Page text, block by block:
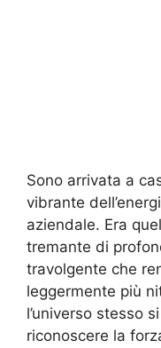
Sono arrivata a
vibrante
aziendale. Era
tremante di
travolgente che
leggermente più
l’universo stesso
riconoscere la